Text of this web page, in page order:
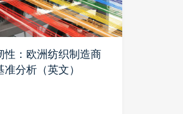
性：欧洲纺织制造商
分析（英文）